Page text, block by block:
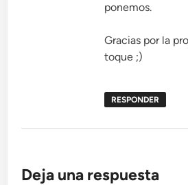
ponemos.
Gracias por la
toque ;)
RESPONDER
Deja una respuesta